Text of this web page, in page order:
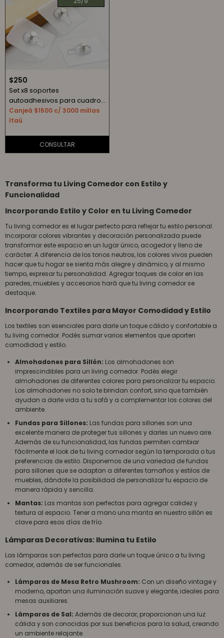
$250
Set x8 soportes
autoadhesivos para cuadros
sin perforaciones
Canjeá $1500 c/ 3000 millas
Itaú
Transforma tu Living Comedor con Estilo y
Funcionalidad
Incorporando Estilo y Color en tu Living Comedor
Tu living comedor es el lugar perfecto para reflejar tu estilo personal.
Incorporar colores vibrantes y decoración personalizada puede
transformar este espacio en un lugar único, acogedor y lleno de
carácter. A diferencia de los tonos neutros, los colores vivos pueden
hacer que tu hogar se sienta más alegre y dinámico, y al mismo
tiempo, expresar tu personalidad. Agregar toques de color en las
paredes, muebles y accesorios hará que tu living comedor se
destaque.
Incorporando Textiles para Mayor Comodidad y Estilo
Los textiles son esenciales para darle un toque cálido y confortable a
tu living comedor. Podés sumar varios elementos que aporten
comodidad y estilo.
Almohadones para Sillón: Los almohadones son
imprescindibles para un living comedor. Podés elegir
almohadones de diferentes colores para personalizar tu espacio.
Los almohadones no solo te brindan confort, sino que también
ayudan a darle vida a tu sofá y a complementar los colores del
ambiente.
Fundas para Sillones: Las fundas para sillones son una
excelente manera de proteger tus sillones y darles un nuevo aire.
Además de su funcionalidad, las fundas permiten cambiar
fácilmente el look de tu living comedor según la temporada o tus
preferencias de estilo. Disponemos de una variedad de fundas
para sillones que se adaptan a diferentes tamaños y estilos de
muebles, dándote la posibilidad de personalizar tu espacio de
manera rápida y sencilla.
Mantas: Las mantas son perfectas para agregar calidez y
textura al espacio. Tener a mano una manta en nuestro sillón es
clave para esos días de frío.
Lámparas Decorativas: Ilumina tu Estilo
Las lámparas son perfectas para darle un toque único a tu living
comedor, además de ser funcionales.
Lámparas de Mesa Retro Mushroom: Con un diseño vintage y
moderno, aportan una iluminación suave y elegante, ideales para
mesas auxiliares.
Lámparas de Sal: Además de decorar, proporcionan una luz
cálida y son conocidas por sus beneficios para la salud, creando
un ambiente relajante.